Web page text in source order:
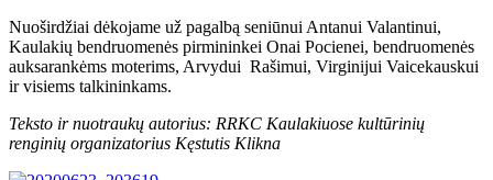
Nuoširdžiai dėkojame už pagalbą seniūnui Antanui Valantinui,
Kaulakių bendruomenės pirmininkei Onai Pocienei, bendruomenės
auksarankėms moterims, Arvydui Rašimui, Virginijui Vaicekauskui
ir visiems talkininkams.
Teksto ir nuotraukų autorius: RRKC Kaulakiuose kultūrinių
renginių organizatorius Kęstutis Klikna